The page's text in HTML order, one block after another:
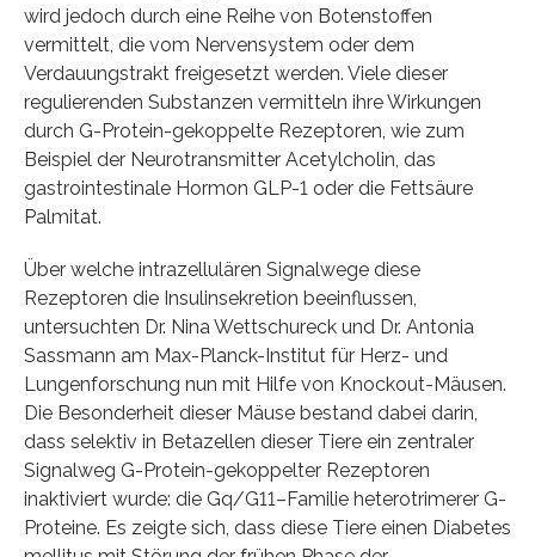
wird jedoch durch eine Reihe von Botenstoffen
vermittelt, die vom Nervensystem oder dem
Verdauungstrakt freigesetzt werden. Viele dieser
regulierenden Substanzen vermitteln ihre Wirkungen
durch G-Protein-gekoppelte Rezeptoren, wie zum
Beispiel der Neurotransmitter Acetylcholin, das
gastrointestinale Hormon GLP-1 oder die Fettsäure
Palmitat.
Über welche intrazellulären Signalwege diese
Rezeptoren die Insulinsekretion beeinflussen,
untersuchten Dr. Nina Wettschureck und Dr. Antonia
Sassmann am Max-Planck-Institut für Herz- und
Lungenforschung nun mit Hilfe von Knockout-Mäusen.
Die Besonderheit dieser Mäuse bestand dabei darin,
dass selektiv in Betazellen dieser Tiere ein zentraler
Signalweg G-Protein-gekoppelter Rezeptoren
inaktiviert wurde: die Gq/G11–Familie heterotrimerer G-
Proteine. Es zeigte sich, dass diese Tiere einen Diabetes